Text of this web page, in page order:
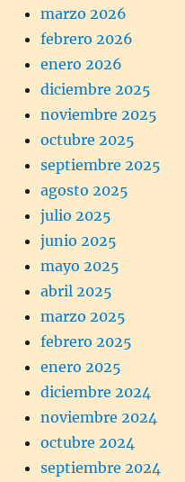
marzo 2026
febrero 2026
enero 2026
diciembre 2025
noviembre 2025
octubre 2025
septiembre 2025
agosto 2025
julio 2025
junio 2025
mayo 2025
abril 2025
marzo 2025
febrero 2025
enero 2025
diciembre 2024
noviembre 2024
octubre 2024
septiembre 2024